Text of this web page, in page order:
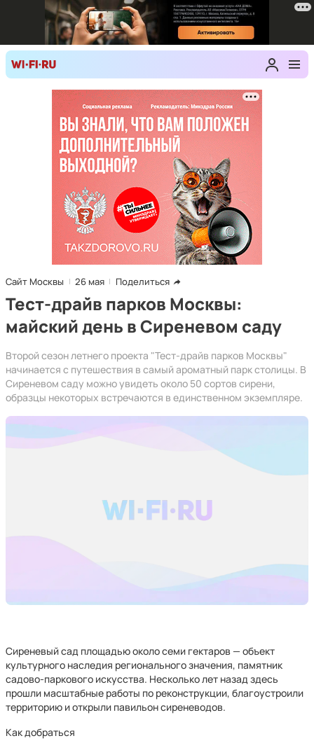
Сайт Москвы 26 мая Поделиться
Тест-драйв парков Москвы:
майский день в Сиреневом саду
Второй сезон летнего проекта "Тест-драйв парков Москвы"
начинается с путешествия в самый ароматный парк столицы. В
Сиреневом саду можно увидеть около 50 сортов сирени,
образцы некоторых встречаются в единственном экземпляре.
Сиреневый сад площадью около семи гектаров — объект
культурного наследия регионального значения, памятник
садово-паркового искусства. Несколько лет назад здесь
прошли масштабные работы по реконструкции, благоустроили
территорию и открыли павильон сиреневодов.
Как добраться